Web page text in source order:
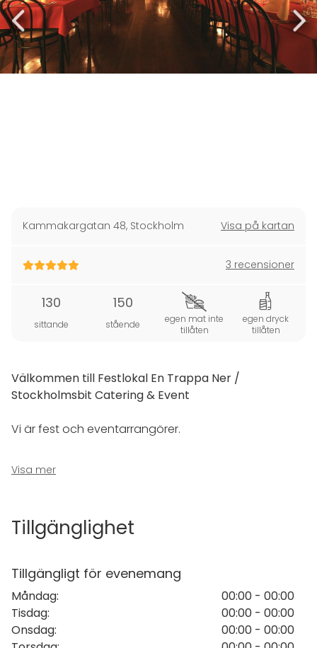
Kammakargatan 48, Stockholm Visa på kartan
3 recensioner
130
sittande
150
stående
egen mat inte
tillåten
egen dryck
tillåten
Välkommen till Festlokal En Trappa Ner /
Stockholmsbit Catering & Event
Vi är fest och eventarrangörer.
Vi finns här för dig som behöver hjälp med allt från
catering, festlokal och underhållning.
visning tar vi er med genom varje detalj på plats.
önskemål och behov.
Vi strävar efter att göra varje tillställning unik och
anpassad efter just er vision om den bästa festen.
När ni bokar vår lokal får ni exklusiv tillgång till lokalen
Visa mer
Tillgänglighet
Tillgängligt för evenemang
Måndag:
00:00 - 00:00
Tisdag:
00:00 - 00:00
Onsdag:
00:00 - 00:00